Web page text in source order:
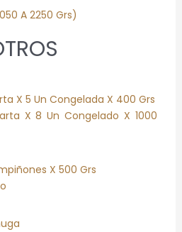
A 2250 Grs)
X 5 Un Congelada X 400 Grs
X 8 Un Congelado X 1000
X 500 Grs